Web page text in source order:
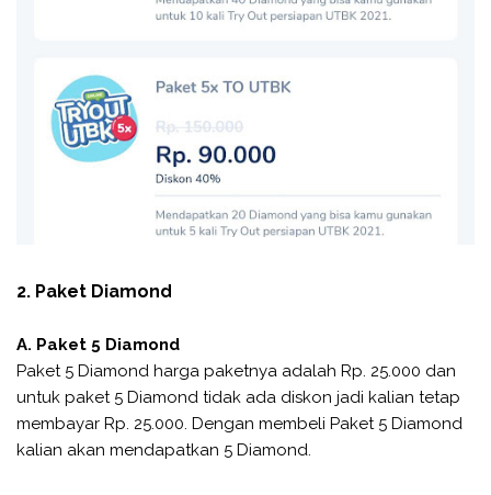
2. Paket Diamond
A. Paket 5 Diamond
Paket 5 Diamond harga paketnya adalah Rp. 25.000 dan
untuk paket 5 Diamond tidak ada diskon jadi kalian tetap
membayar Rp. 25.000. Dengan membeli Paket 5 Diamond
kalian akan mendapatkan 5 Diamond.